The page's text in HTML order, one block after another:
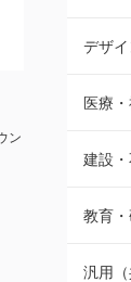
ン
デザ
医療
建設
教育
汎用（